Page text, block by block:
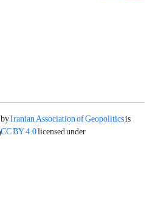
byIranian Association of Geopoliticsis
licensed under
CC BY 4.0